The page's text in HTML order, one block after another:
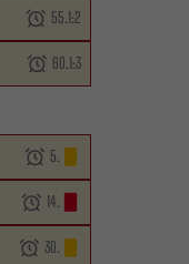
55. 1:2
60. 1:3
5.
14.
30.